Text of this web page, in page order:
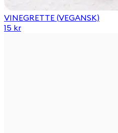
VINEGRETTE (VEGANSK)
15 kr